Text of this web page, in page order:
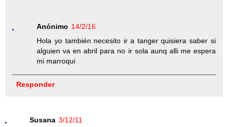
Anónimo 14/2/16
Hola yo también necesito ir a tanger quisiera saber si
alguien va en abril para no ir sola aunq alli me espera
mi marroqui
Responder
Susana 3/12/11